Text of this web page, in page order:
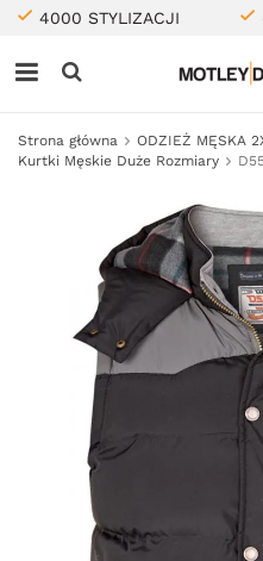
4000 STYLIZACJI
Strona główna
ODZIEŻ MĘSKA
Kurtki Męskie Duże Rozmiary